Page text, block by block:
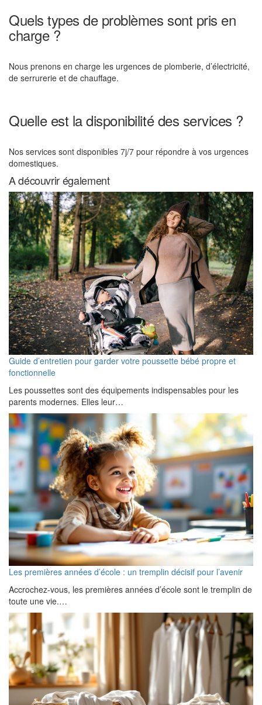
Quels types de problèmes sont pris en
charge ?
Nous prenons en charge les urgences de plomberie, d’électricité,
de serrurerie et de chauffage.
Quelle est la disponibilité des services ?
Nos services sont disponibles 7j/7 pour répondre à vos urgences
domestiques.
A découvrir également
Guide d’entretien pour garder votre poussette bébé propre et
fonctionnelle
Les poussettes sont des équipements indispensables pour les
parents modernes. Elles leur…
Les premières années d’école : un tremplin décisif pour l’avenir
Accrochez-vous, les premières années d’école sont le tremplin de
toute une vie.…